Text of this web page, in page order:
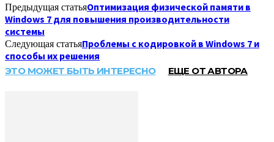
Предыдущая статьяОптимизация физической памяти в
Windows 7 для повышения производительности
системы
Следующая статьяПроблемы с кодировкой в Windows 7 и
способы их решения
ЭТО МОЖЕТ БЫТЬ ИНТЕРЕСНО ЕЩЕ ОТ АВТОРА